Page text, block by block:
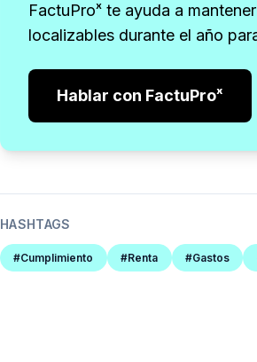
FactuProˣ te ayuda a
localizables durante el año
Hablar con FactuProˣ
HASHTAGS
#Cumplimiento #Renta #Gastos